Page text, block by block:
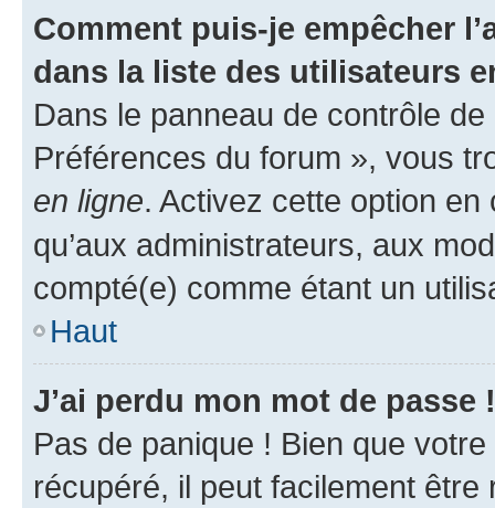
Comment puis-je empêcher
dans la liste des utilisateurs
Dans le panneau de contrôle
Préférences du forum », vous
en ligne. Activez cette option
qu’aux administrateurs, aux
compté(e) comme étant un
Haut
J’ai perdu mon mot de passe !
Pas de panique ! Bien que
récupéré, il peut facilement